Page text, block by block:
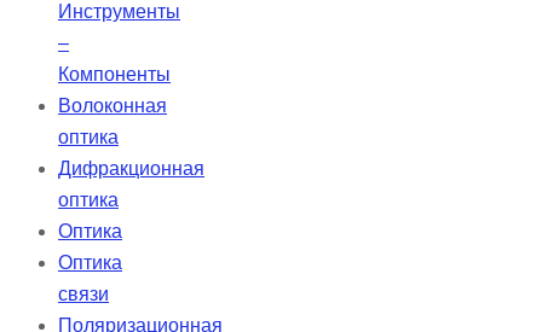
Инструменты
–
Компоненты
Волоконная
оптика
Дифракционная
оптика
Оптика
Оптика
связи
Поляризационная